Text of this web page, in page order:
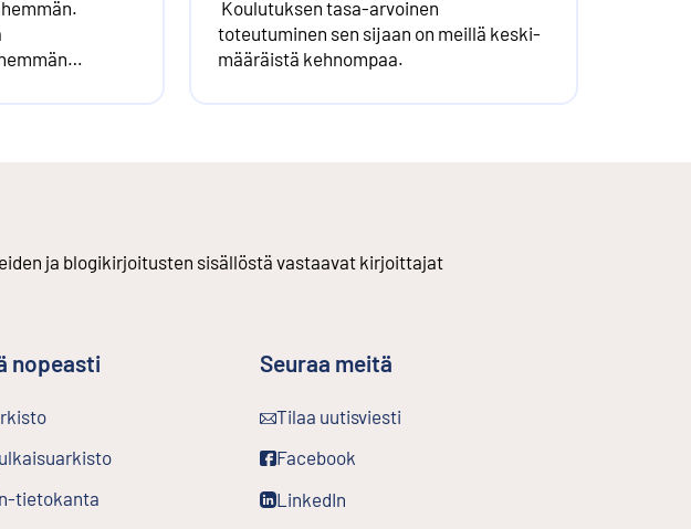
Koulutuksen tasa-arvoinen
toteutuminen sen sijaan on meillä keski­
määräistä kehnompaa.
ja blogikirjoitusten sisällöstä vastaavat kirjoittajat
nopeasti
tietokanta
Seuraa meitä
Tilaa uutisviesti
Ulkoinen linkki
Facebook
Ulkoinen linkki
LinkedIn
Ulkoinen linkki